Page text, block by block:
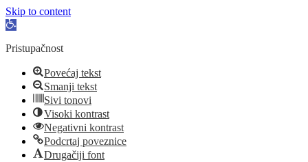
Skip to content
Open
Pristupačnost
Povećaj tekst
Smanji tekst
Sivi tonovi
Visoki kontrast
Negativni kontrast
Podcrtaj poveznice
Drugačiji font